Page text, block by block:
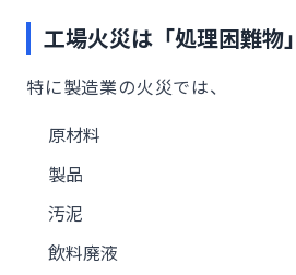
工場火災は「処理困難物
特に製造業の火災では、
原材料
製品
汚泥
飲料廃液